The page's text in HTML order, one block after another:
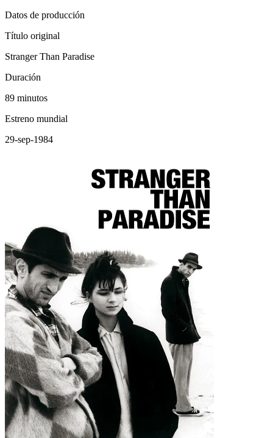
Datos de producción
Título original
Stranger Than Paradise
Duración
89 minutos
Estreno mundial
29-sep-1984